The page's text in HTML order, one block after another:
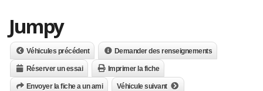
Jumpy
Véhicules précédent Demander des renseignements
Réserver un essai Imprimer la fiche
Envoyer la fiche a un ami Véhicule suivant